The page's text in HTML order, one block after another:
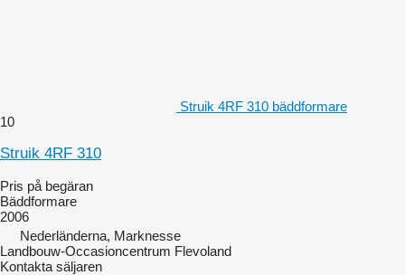
Struik 4RF 310 bäddformare
10
Struik 4RF 310
Pris på begäran
Bäddformare
2006
Nederländerna, Marknesse
Landbouw-Occasioncentrum Flevoland
Kontakta säljaren